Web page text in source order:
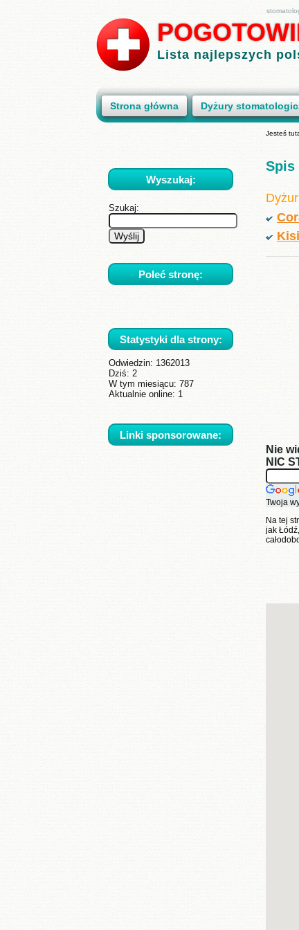
Lista najlepszych
Strona główna Dyżury
Wyszukaj:
Szukaj:
Poleć stronę:
Statystyki dla strony:
Odwiedzin: 1362013
Dziś: 2
W tym miesiącu: 787
Aktualnie online: 1
Linki sponsorowane:
Jesteś
Spis
Nie
NIC
Twoja
Na tej
jak